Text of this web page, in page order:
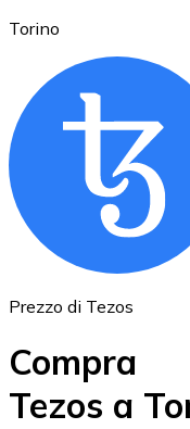
ETH
Torino
Prezzo di Tezos
Compra
Tezos a